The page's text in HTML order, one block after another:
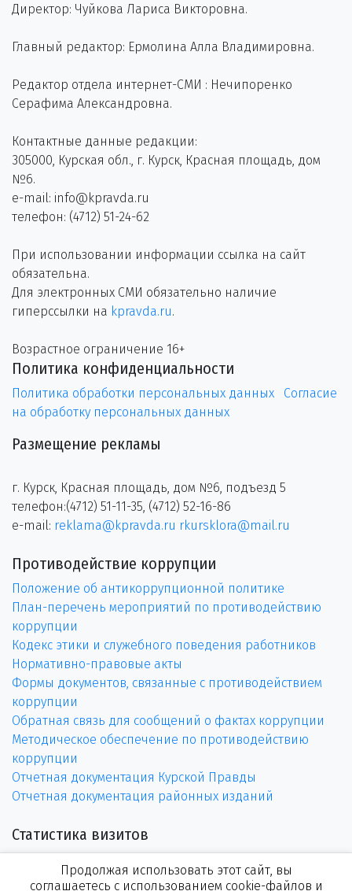
Директор: Чуйкова Лариса Викторовна.
Главный редактор: Ермолина Алла Владимировна.
Редактор отдела интернет-СМИ : Нечипоренко
Серафима Александровна.
Контактные данные редакции:
305000, Курская обл., г. Курск, Красная площадь, дом
№6.
e-mail: info@kpravda.ru
телефон: (4712) 51-24-62
При использовании информации ссылка на сайт
обязательна.
Для электронных СМИ обязательно наличие
гиперссылки на kpravda.ru.
Возрастное ограничение 16+
Политика конфиденциальности
Политика обработки персональных данных
Согласие
на обработку персональных данных
Размещение рекламы
г. Курск, Красная площадь, дом №6, подъезд 5
телефон:(4712) 51-11-35, (4712) 52-16-86
e-mail: reklama@kpravda.ru rkursklora@mail.ru
Противодействие коррупции
Положение об антикоррупционной политике
План-перечень мероприятий по противодействию
коррупции
Кодекс этики и служебного поведения работников
Нормативно-правовые акты
Формы документов, связанные с противодействием
коррупции
Обратная связь для сообщений о фактах коррупции
Методическое обеспечение по противодействию
коррупции
Отчетная документация Курской Правды
Отчетная документация районных изданий
Статистика визитов
Продолжая использовать этот сайт, вы
соглашаетесь с использованием cookie-файлов и